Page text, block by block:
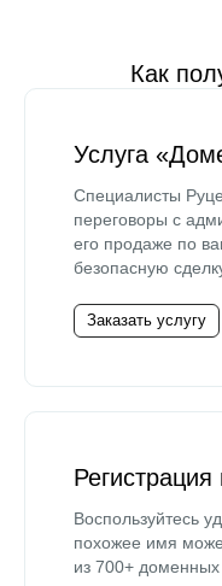
Как
Услуга
Специалисты
переговоры с
его продаже по
безопасную
Заказать услугу
Воспользуйтесь
похожее имя
из 700+ доменных